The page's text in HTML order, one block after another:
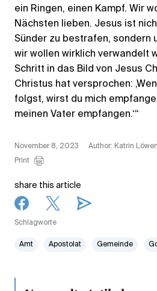
ein Ringen, einen Kampf. Wir
Nächsten lieben. Jesus ist
Sünder zu bestrafen, sondern
wir wollen wirklich verwandelt
Schritt in das Bild von Jesus
Christus hat versprochen:
folgst, wirst du mich
meinen Vater empfangen.‘“
November 8, 2023
Author: Katrin Löwen
Print
share this article
Schlagworte
Amt Apostolat Gemeinde